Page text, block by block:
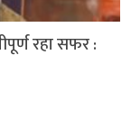
रहा सफर :